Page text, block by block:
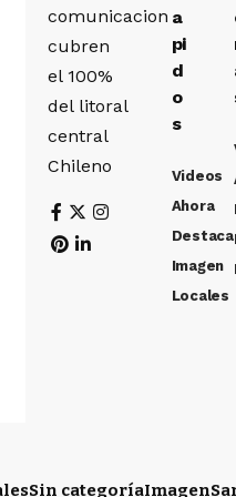
comunicacion
cubren
el 100%
del litoral
central
Chileno
a
pi
d
o
s
Videos
Ahora
Imagen
Locales
Sin categoríaImagen